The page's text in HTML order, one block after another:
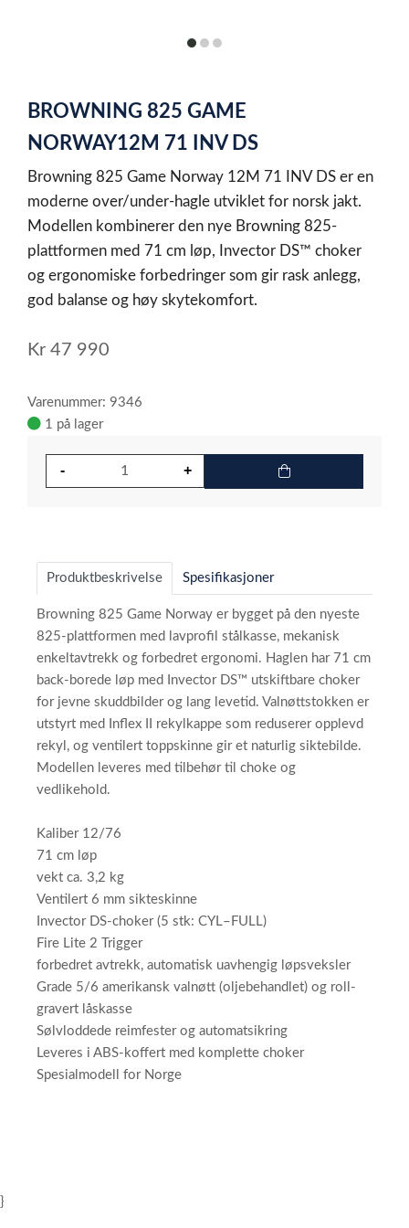
itemitemitem
of
3
BROWNING 825 GAME
NORWAY12M 71 INV DS
Browning 825 Game Norway 12M 71 INV DS er en
moderne over/under-hagle utviklet for norsk jakt.
Modellen kombinerer den nye Browning 825-
plattformen med 71 cm løp, Invector DS™ choker
og ergonomiske forbedringer som gir rask anlegg,
god balanse og høy skytekomfort.
Kr 47 990
Varenummer: 9346
1 på lager
Produktbeskrivelse Spesifikasjoner
Browning 825 Game Norway er bygget på den nyeste
825-plattformen med lavprofil stålkasse, mekanisk
enkeltavtrekk og forbedret ergonomi. Haglen har 71 cm
back-borede løp med Invector DS™ utskiftbare choker
for jevne skuddbilder og lang levetid. Valnøttstokken er
utstyrt med Inflex II rekylkappe som reduserer opplevd
rekyl, og ventilert toppskinne gir et naturlig siktebilde.
Modellen leveres med tilbehør til choke og
vedlikehold.
Kaliber 12/76
71 cm løp
vekt ca. 3,2 kg
Ventilert 6 mm sikteskinne
Invector DS-choker (5 stk: CYL–FULL)
Fire Lite 2 Trigger
forbedret avtrekk, automatisk uavhengig løpsveksler
Grade 5/6 amerikansk valnøtt (oljebehandlet) og roll-
gravert låskasse
Sølvloddede reimfester og automatsikring
Leveres i ABS-koffert med komplette choker
Spesialmodell for Norge
}